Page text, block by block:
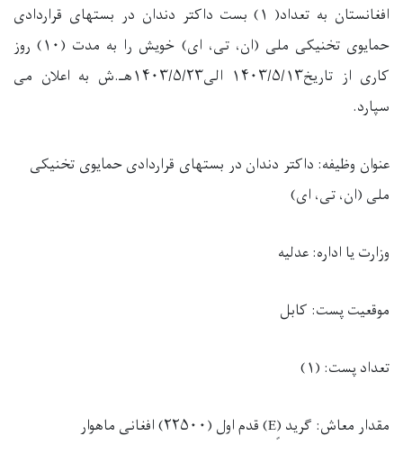
افغانستان به تعداد( ۱) بست داکتر دندان در بستهای قراردادی
حمایوی تخنیکی ملی (ان، تی، ای) خویش را به مدت (۱۰) روز
کاری از تاریخ۱۴۰۳/۵/۱۳ الی۱۴۰۳/۵/۲۳ هـ.ش به اعلان می
سپارد.
عنوان وظیفه: داکتر دندان در بستهای قراردادی حمایوی تخنیکی
ملی (ان، تی، ای)
وزارت یا اداره: عدلیه
موقعیت پست: کابل
تعداد پست: (۱)
مقدار معاش: گرید (ٍE) قدم اول (۲۲۵۰۰) افغانی ماهوار